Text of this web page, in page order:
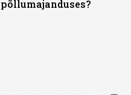
põllumajanduses?